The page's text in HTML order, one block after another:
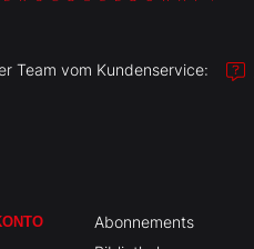
Team vom Kundenservice:
Abonnements